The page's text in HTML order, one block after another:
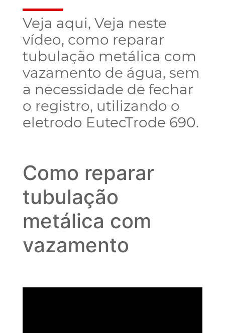
Veja aqui, Veja neste
vídeo, como reparar
tubulação metálica com
vazamento de água, sem
a necessidade de fechar
o registro, utilizando o
eletrodo EutecTrode 690.
Como reparar
tubulação
metálica com
vazamento